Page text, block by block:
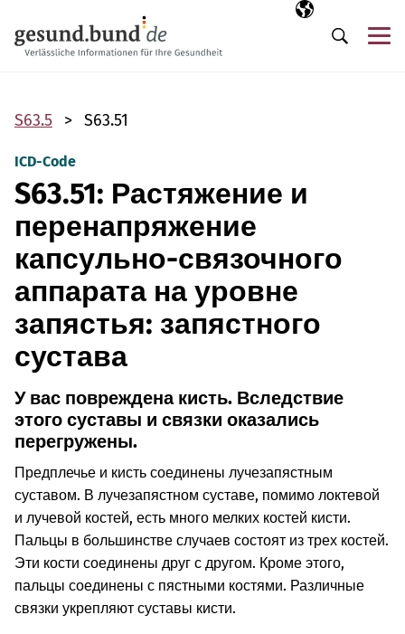
Выбранный
RU
Поиск
S63.5 S63.51
ICD-Code
S63.51: Растяжение и
перенапряжение
капсульно-связочного
аппарата на уровне
запястья: запястного
сустава
У вас повреждена кисть. Вследствие
этого суставы и связки оказались
перегружены.
Предплечье и кисть соединены лучезапястным
суставом. В лучезапястном суставе, помимо локтевой
и лучевой костей, есть много мелких костей кисти.
Пальцы в большинстве случаев состоят из трех костей.
Эти кости соединены друг с другом. Кроме этого,
пальцы соединены с пястными костями. Различные
связки укрепляют суставы кисти.